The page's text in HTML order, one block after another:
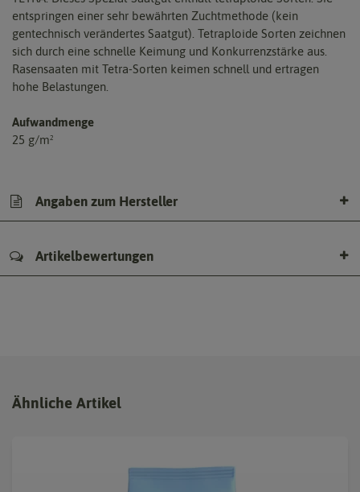
entspringen einer sehr bewährten Zuchtmethode (kein
gentechnisch verändertes Saatgut). Tetraploide Sorten zeichnen
sich durch eine schnelle Keimung und Konkurrenzstärke aus.
Rasensaaten mit Tetra-Sorten keimen schnell und ertragen
hohe Belastungen.
Aufwandmenge
25 g/m²
Angaben zum Hersteller
Artikelbewertungen
Ähnliche Artikel